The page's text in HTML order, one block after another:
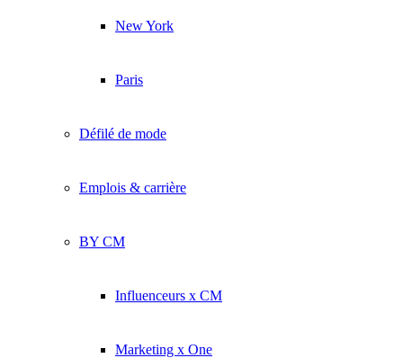
New York
Paris
Défilé de mode
Emplois & carrière
BY CM
Influenceurs x CM
Marketing x One